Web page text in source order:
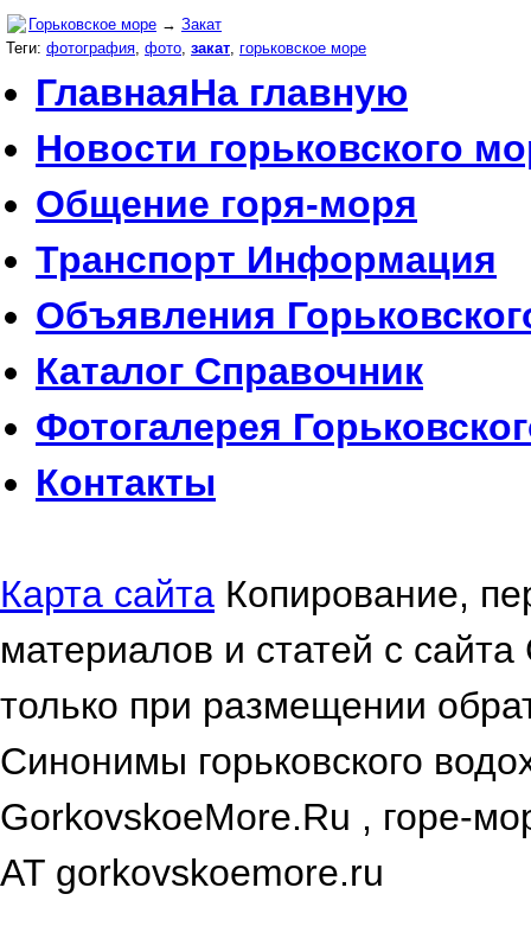
Горьковское море → Закат
Теги: фотография, фото, закат, горьковское море
ГлавнаяНа главную
Новости горьковского
Общение горя-моря
Транспорт Информация
Объявления
Каталог Справочник
Фотогалерея
Контакты
Карта сайта Копирование,
материалов и статей с
только при размещении
Синонимы горьковского
GorkovskoeMore.Ru , горе-
AT gorkovskoemore.ru